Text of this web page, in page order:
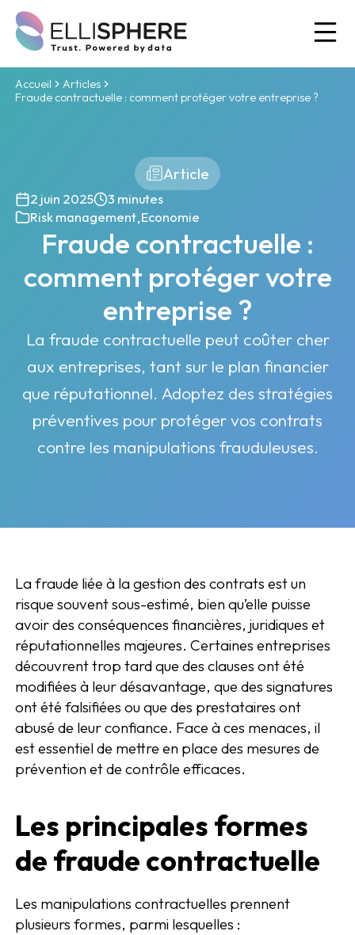
Accueil
Articles
Fraude contractuelle : comment protéger votre entreprise ?
Article
2 juin 2025
3 minutes
Risk management,Economie
Fraude contractuelle :
comment protéger votre
entreprise ?
La fraude contractuelle peut coûter cher
aux entreprises, tant sur le plan financier
que réputationnel. Adoptez des stratégies
préventives pour protéger vos contrats
contre les manipulations frauduleuses.
La fraude liée à la gestion des contrats est un
risque souvent sous-estimé, bien qu’elle puisse
avoir des conséquences financières, juridiques et
réputationnelles majeures. Certaines entreprises
découvrent trop tard que des clauses ont été
modifiées à leur désavantage, que des signatures
ont été falsifiées ou que des prestataires ont
abusé de leur confiance. Face à ces menaces, il
est essentiel de mettre en place des mesures de
prévention et de contrôle efficaces.
Les principales formes
de fraude contractuelle
Les manipulations contractuelles prennent
plusieurs formes, parmi lesquelles :